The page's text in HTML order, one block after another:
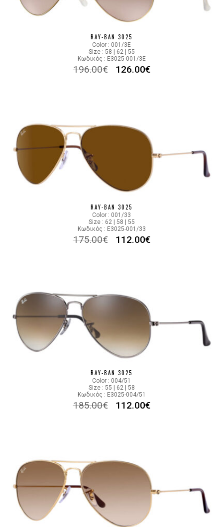
RAY-BAN 3025
Color : 001/3E
Size : 58 | 62 | 55
Κωδικός : E3025-001/3E
196.00€ 126.00€
RAY-BAN 3025
Color : 001/33
Size : 62 | 58 | 55
Κωδικός : E3025-001/33
175.00€ 112.00€
RAY-BAN 3025
Color : 004/51
Size : 55 | 62 | 58
Κωδικός : E3025-004/51
185.00€ 112.00€